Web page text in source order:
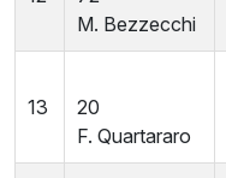
M. Bezzecchi
13
20
F. Quartararo